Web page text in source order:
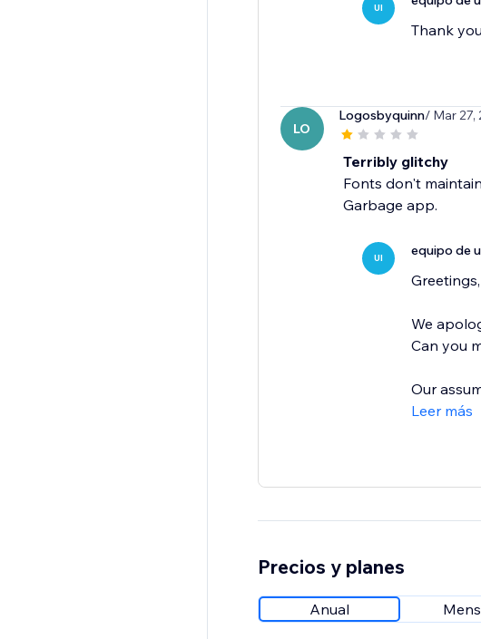
UI
Thank
LO
Logosbyquinn/ Mar 27,
Terribly glitchy
Fonts don't
Garbage app.
UI equipo de
Greetings,
We
Can you
Our
Leer más
Precios y planes
Anual